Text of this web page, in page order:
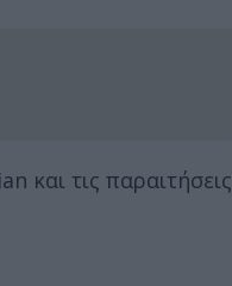
και τις παραιτήσεις